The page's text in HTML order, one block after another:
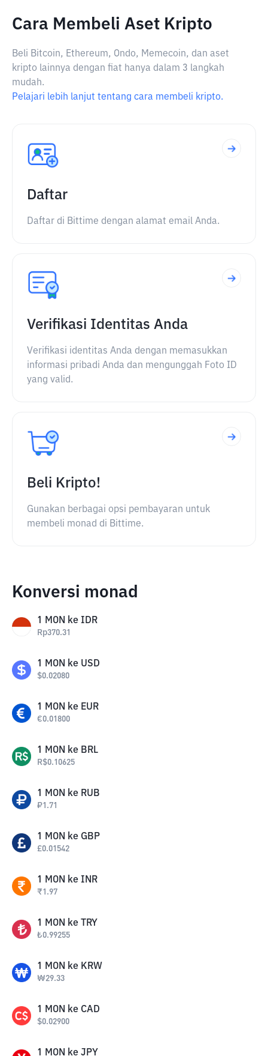
Cara Membeli Aset Kripto
Beli Bitcoin, Ethereum, Ondo, Memecoin, dan aset
kripto lainnya dengan fiat hanya dalam 3 langkah
mudah.
Pelajari lebih lanjut tentang cara membeli kripto.
Daftar
Daftar di Bittime dengan alamat email Anda.
Verifikasi Identitas Anda
Verifikasi identitas Anda dengan memasukkan
informasi pribadi Anda dan mengunggah Foto ID
yang valid.
Beli Kripto!
Gunakan berbagai opsi pembayaran untuk
membeli monad di Bittime.
Konversi monad
1 MON ke IDR
Rp370.31
1 MON ke USD
$0.02080
1 MON ke EUR
€0.01800
1 MON ke BRL
R$0.10625
1 MON ke RUB
₽1.71
1 MON ke GBP
£0.01542
1 MON ke INR
₹1.97
1 MON ke TRY
₺0.99255
1 MON ke KRW
₩29.33
1 MON ke CAD
$0.02900
1 MON ke JPY